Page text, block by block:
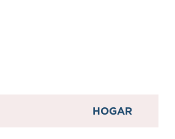
HOGAR